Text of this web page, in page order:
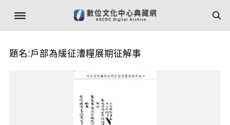
題名:戶部為緩征漕糧展期征解事